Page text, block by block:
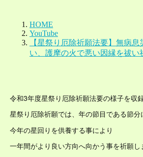
令和3年度星祭り厄除祈願法要の様子を収
星祭り厄除祈願では、年の節目である節分
今年の星回りを供養する事により
一年間がより良い方向へ向かう事を祈願し